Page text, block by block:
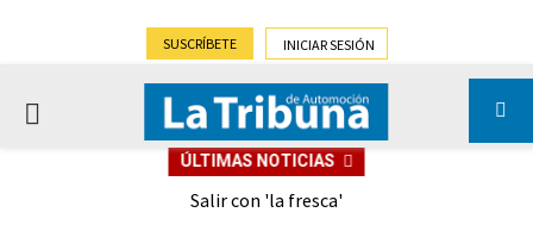
SUSCRÍBETE INICIAR SESIÓN
PRIMARY
ÚLTIMAS NOTICIAS
Salir con 'la fresca'